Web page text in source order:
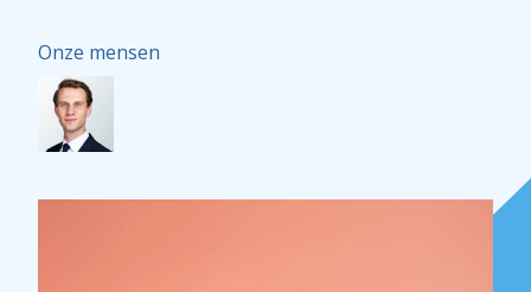
Onze mensen